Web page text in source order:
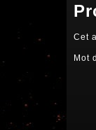
Cet
Mot